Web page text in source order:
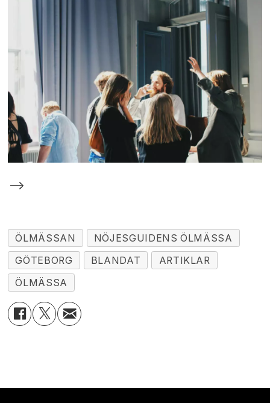
-->
ÖLMÄSSAN
NÖJESGUIDENS ÖLMÄSSA
GÖTEBORG
BLANDAT
ARTIKLAR
ÖLMÄSSA